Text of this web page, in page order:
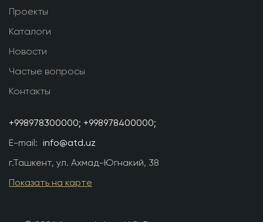
Проекты
Каталоги
Новости
Частые вопросы
Контакты
+998978300000; +998978400000;
E-mail: info@atd.uz
г.Ташкент, ул. Ахмад-Югнакий, 38
Показать на карте